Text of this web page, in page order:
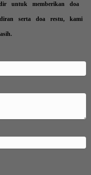
untuk memberikan doa
serta doa restu, kami